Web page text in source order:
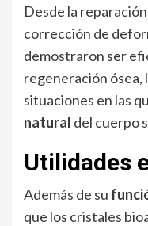
Desde la
corrección de
demostraron ser
regeneración ósea,
situaciones en las
natural del cuerpo
Utilidades
Además de su
que los cristales